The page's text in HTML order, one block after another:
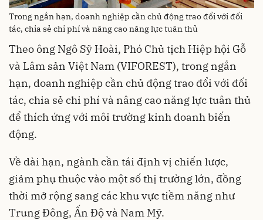
Trong ngắn hạn, doanh nghiệp cần chủ động trao đổi với đối
tác, chia sẻ chi phí và nâng cao năng lực tuân thủ
Theo ông Ngô Sỹ Hoài, Phó Chủ tịch Hiệp hội Gỗ
và Lâm sản Việt Nam (VIFOREST), trong ngắn
hạn, doanh nghiệp cần chủ động trao đổi với đối
tác, chia sẻ chi phí và nâng cao năng lực tuân thủ
để thích ứng với môi trường kinh doanh biến
động.
Về dài hạn, ngành cần tái định vị chiến lược,
giảm phụ thuộc vào một số thị trường lớn, đồng
thời mở rộng sang các khu vực tiềm năng như
Trung Đông, Ấn Độ và Nam Mỹ.